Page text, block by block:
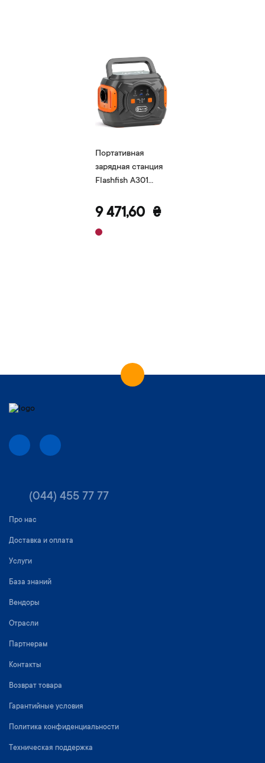
Портативная
зарядная станция
Flashfish A301
9 471,60 ₴
(044) 455 77 77
Про нас
Доставка и оплата
Услуги
База знаний
Вендоры
Отрасли
Партнерам
Контакты
Возврат товара
Гарантийные условия
Политика конфиденциальности
Техническая поддержка